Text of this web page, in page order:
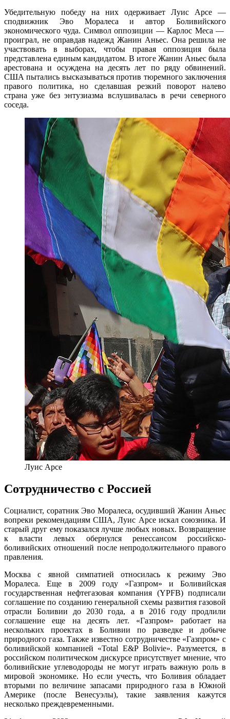
Убедительную победу на них одерживает Луис Арсе —
сподвижник Эво Моралеса и автор Боливийского
экономического чуда. Символ оппозиции — Карлос Меса —
проиграл, не оправдав надежд Жанин Аньес. Она решила не
участвовать в выборах, чтобы правая оппозиция была
представлена единым кандидатом. В итоге Жанин Аньес была
арестована и осуждена на десять лет по ряду обвинений.
США пытались высказываться против тюремного заключения
правого политика, но сделавшая резкий поворот налево
страна уже без энтузиазма вслушивалась в речи северного
соседа.
Луис Арсе
Сотрудничество с Россией
Социалист, соратник Эво Моралеса, осудивший Жанин Аньес
вопреки рекомендациям США, Луис Арсе искал союзника. И
старый друг ему показался лучше любых новых. Возвращение
к власти левых обернулся ренессансом российско-
боливийских отношений после непродолжительного правого
правления.
Москва с явной симпатией относилась к режиму Эво
Моралеса. Еще в 2009 году «Газпром» и Боливийская
государственная нефтегазовая компания (YPFB) подписали
соглашение по созданию генеральной схемы развития газовой
отрасли Боливии до 2030 года, а в 2016 году продлили
соглашение еще на десять лет. «Газпром» работает на
нескольких проектах в Боливии по разведке и добыче
природного газа. Также известно сотрудничестве «Газпром» с
боливийской компанией «Total E&P Bolivie». Разумеется, в
российском политическом дискурсе присутствует мнение, что
боливийские углеводороды не могут играть важную роль в
мировой экономике. Но если учесть, что Боливия обладает
вторыми по величине запасами природного газа в Южной
Америке (после Венесуэлы), такие заявления кажутся
несколько преждевременными.